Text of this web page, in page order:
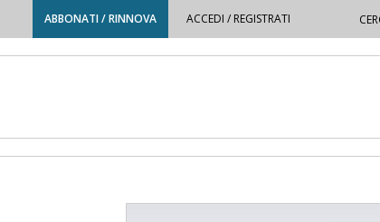
ABBONATI / RINNOVA ACCEDI / REGISTRATI